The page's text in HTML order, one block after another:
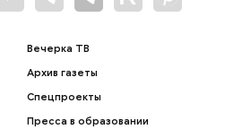
Вечерка ТВ
Архив газеты
Спецпроекты
Пресса в образовании